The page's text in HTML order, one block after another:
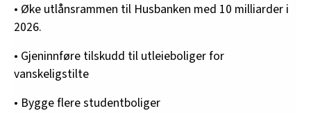
• Øke utlånsrammen til Husbanken med 10 milliarder i
2026.
• Gjeninnføre tilskudd til utleieboliger for
vanskeligstilte
• Bygge flere studentboliger